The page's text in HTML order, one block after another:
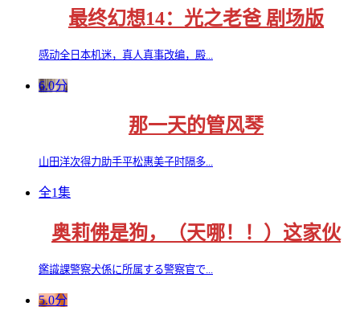
最终幻想14：光之老爸 剧场版
感动全日本机迷，真人真事改编，殿...
6.0分
那一天的管风琴
山田洋次得力助手平松惠美子时隔多...
全1集
奥莉佛是狗，（天哪！！）这家伙
鑑識課警察犬係に所属する警察官で...
5.0分